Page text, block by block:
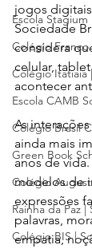
Escola
Colégio Franco
Colégio Itatiaia
Escola CAMB
Colégio Brasil
Green Book
Colégio
Rainha da Paz
Colégio BIS |
jogos
Sociedade
considera
celular,
acontecer
As
ainda mais
anos de
modelos de
expressões
palavras,
empatia,